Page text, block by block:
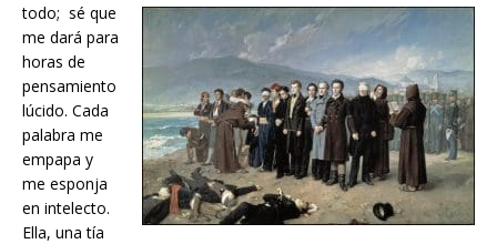
todo; sé que
me dará para
horas de
pensamiento
lúcido. Cada
palabra me
empapa y
me esponja
en intelecto.
Ella, una tía